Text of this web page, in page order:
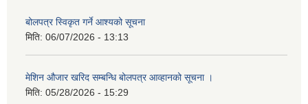
बोलपत्र स्विकृत गर्ने आश्यको सूचना
मिति: 06/07/2026 - 13:13
मेशिन औजार खरिद सम्बन्धि बोलपत्र आव्हानको सूचना ।
मिति: 05/28/2026 - 15:29